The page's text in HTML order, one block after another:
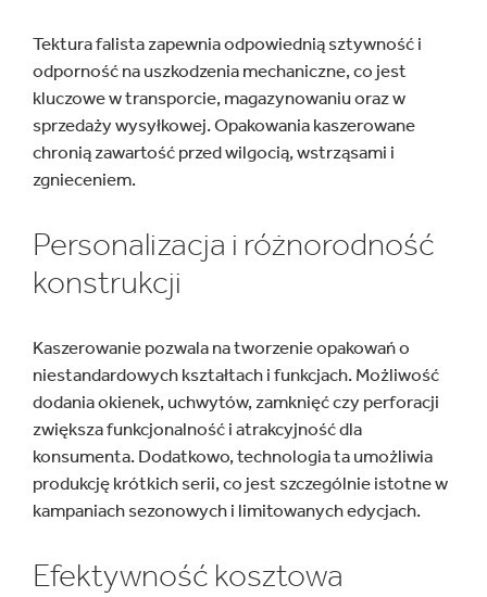
Tektura falista zapewnia odpowiednią sztywność i
odporność na uszkodzenia mechaniczne, co jest
kluczowe w transporcie, magazynowaniu oraz w
sprzedaży wysyłkowej. Opakowania kaszerowane
chronią zawartość przed wilgocią, wstrząsami i
zgnieceniem.
Personalizacja i różnorodność
konstrukcji
Kaszerowanie pozwala na tworzenie opakowań o
niestandardowych kształtach i funkcjach. Możliwość
dodania okienek, uchwytów, zamknięć czy perforacji
zwiększa funkcjonalność i atrakcyjność dla
konsumenta. Dodatkowo, technologia ta umożliwia
produkcję krótkich serii, co jest szczególnie istotne w
kampaniach sezonowych i limitowanych edycjach.
Efektywność kosztowa